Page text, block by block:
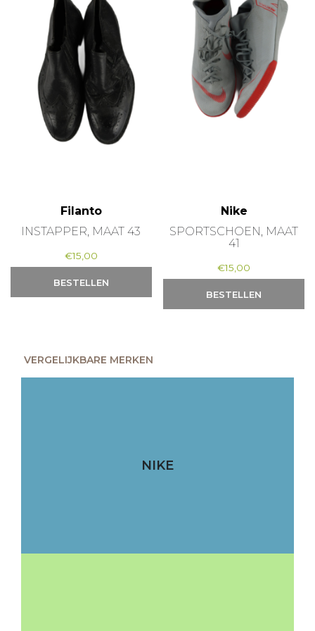
Filanto
INSTAPPER, MAAT 43
€15,00
BESTELLEN
Nike
SPORTSCHOEN, MAAT
41
€15,00
BESTELLEN
VERGELIJKBARE MERKEN
NIKE